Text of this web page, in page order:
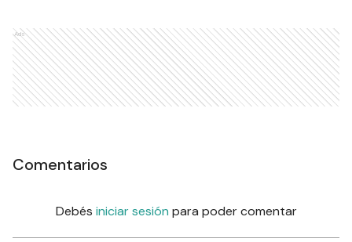
Ads
Comentarios
Debés iniciar sesión para poder comentar